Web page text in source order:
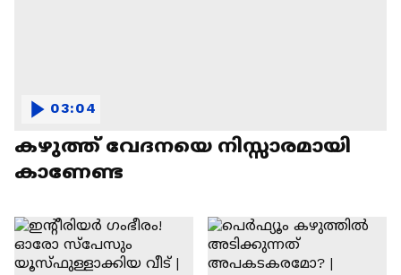
കഴുത്ത് വേദനയെ നിസ്സാരമായി
കാണേണ്ട
03:04